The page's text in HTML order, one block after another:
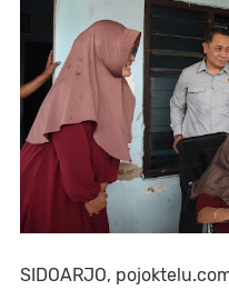
SIDOARJO,